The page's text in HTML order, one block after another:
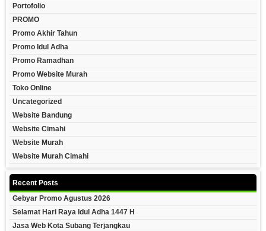
Portofolio
PROMO
Promo Akhir Tahun
Promo Idul Adha
Promo Ramadhan
Promo Website Murah
Toko Online
Uncategorized
Website Bandung
Website Cimahi
Website Murah
Website Murah Cimahi
Recent Posts
Gebyar Promo Agustus 2026
Selamat Hari Raya Idul Adha 1447 H
Jasa Web Kota Subang Terjangkau